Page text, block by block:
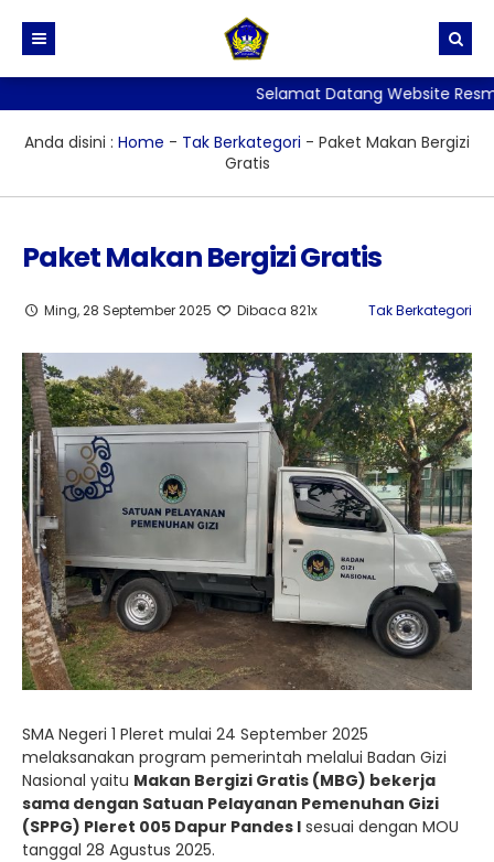
PROFIL
Stuktur Organisasi Sekolah
Kurikulum
Kesiswaan
Kehumasan
Sarana Prasarana
PPID
SKM
PERPUSTAKAAN
ADIWIYATA
TATA TERTIB
GALERI
LAYANAN
E-Rapor
Penelitian
Persuratan, Legalisir
ALUMNI
Selamat Datang Website Resmi
Anda disini : Home - Tak Berkategori - Paket Makan Bergizi
Gratis
Paket Makan Bergizi Gratis
Ming, 28 September 2025 Dibaca 821x Tak Berkategori
SMA Negeri 1 Pleret mulai 24 September 2025
melaksanakan program pemerintah melalui Badan Gizi
Nasional yaitu Makan Bergizi Gratis (MBG) bekerja
sama dengan Satuan Pelayanan Pemenuhan Gizi
(SPPG) Pleret 005 Dapur Pandes I sesuai dengan MOU
tanggal 28 Agustus 2025.